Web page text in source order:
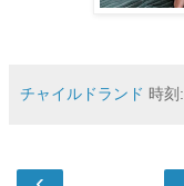
チャイルドランド 時刻: